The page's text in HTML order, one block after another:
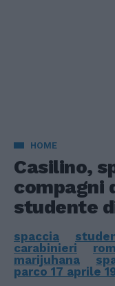
HOME
Casilino,
compagni
studente
spaccia
carabinieri
marijuhana
parco 17 aprile